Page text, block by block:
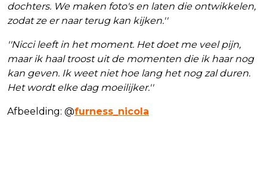
dochters. We maken foto's en laten die ontwikkelen,
zodat ze er naar terug kan kijken.''
''Nicci leeft in het moment. Het doet me veel pijn,
maar ik haal troost uit de momenten die ik haar nog
kan geven. Ik weet niet hoe lang het nog zal duren.
Het wordt elke dag moeilijker.''
Afbeelding: @furness_nicola